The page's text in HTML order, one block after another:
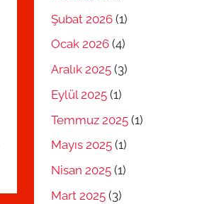
Şubat 2026 (1)
Ocak 2026 (4)
Aralık 2025 (3)
Eylül 2025 (1)
Temmuz 2025 (1)
Mayıs 2025 (1)
Nisan 2025 (1)
Mart 2025 (3)